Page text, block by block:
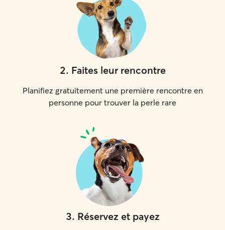
2. Faites leur rencontre
Planifiez gratuitement une première rencontre en
personne pour trouver la perle rare
3. Réservez et payez